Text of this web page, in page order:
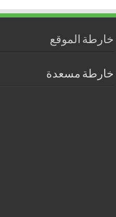
خارطة الموقع
خارطة مسعدة